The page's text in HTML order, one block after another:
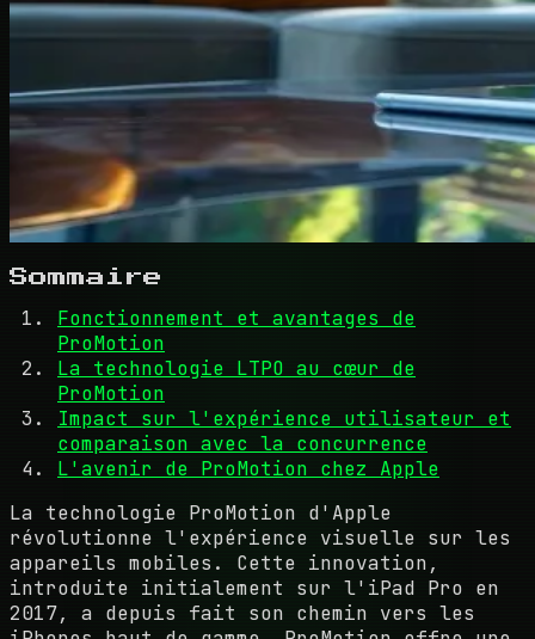
Sommaire
Fonctionnement et avantages de
ProMotion
La technologie LTPO au cœur de
ProMotion
Impact sur l'expérience utilisateur et
comparaison avec la concurrence
L'avenir de ProMotion chez Apple
La technologie ProMotion d'Apple
révolutionne l'expérience visuelle sur les
appareils mobiles. Cette innovation,
introduite initialement sur l'iPad Pro en
2017, a depuis fait son chemin vers les